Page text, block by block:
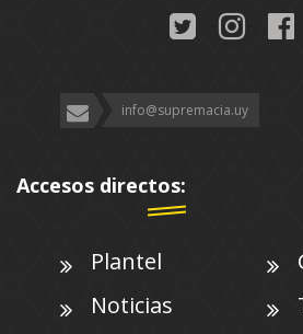
info@supremacia.uy
Accesos directos:
Plantel
Noticias